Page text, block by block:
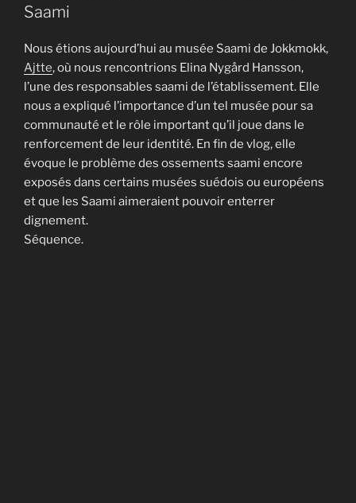
Saami
Nous étions aujourd’hui au musée Saami de Jokkmokk,
Ajtte, où nous rencontrions Elina Nygård Hansson,
l’une des responsables saami de l’établissement. Elle
nous a expliqué l’importance d’un tel musée pour sa
communauté et le rôle important qu’il joue dans le
renforcement de leur identité. En fin de vlog, elle
évoque le problème des ossements saami encore
exposés dans certains musées suédois ou européens
et que les Saami aimeraient pouvoir enterrer
dignement.
Séquence.